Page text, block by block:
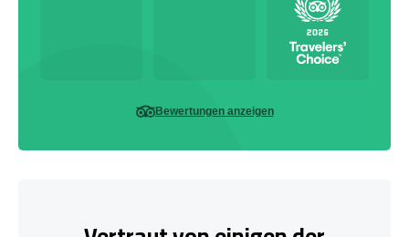
Bewertungen anzeigen